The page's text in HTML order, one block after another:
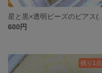
600円
残り1点